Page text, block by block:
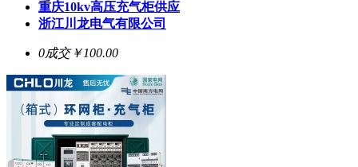
重庆10kv高压充气柜供应
浙江川龙电气有限公司
0成交￥100.00